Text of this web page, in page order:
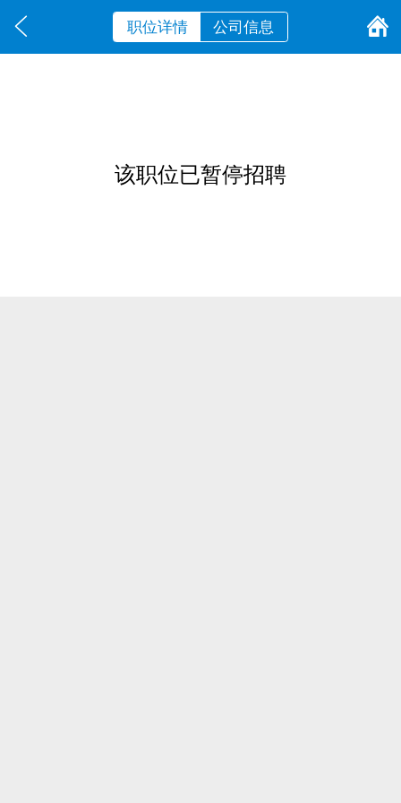
职位详情 公司信息
该职位已暂停招聘